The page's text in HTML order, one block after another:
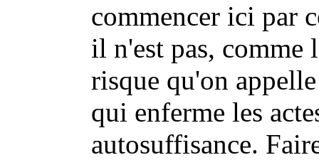
commencer ici par
il n'est pas, comme
risque qu'on
qui enferme les
autosuffisance.